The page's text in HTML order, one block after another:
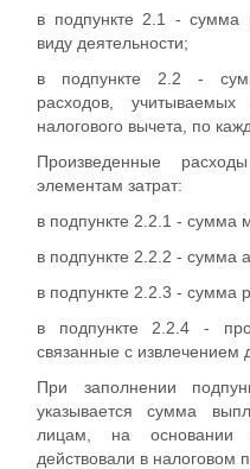
в подпункте 2.1 - сумма
виду деятельности;
в подпункте 2.2 -
расходов,
налогового вычета, по
Произведенные
элементам затрат:
в подпункте 2.2.1 - сумма
в подпункте 2.2.2 - сумма
в подпункте 2.2.3 - сумма
в подпункте 2.2.4 -
связанные с извлечением
При заполнении
указывается сумма
лицам, на основании
действовали в налоговом